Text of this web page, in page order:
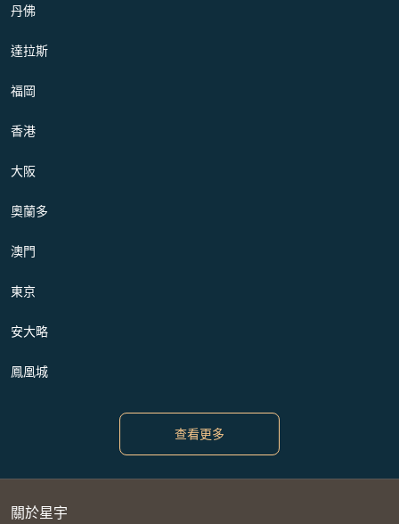
丹佛
達拉斯
福岡
香港
大阪
奧蘭多
澳門
東京
安大略
鳳凰城
查看更多
關於星宇